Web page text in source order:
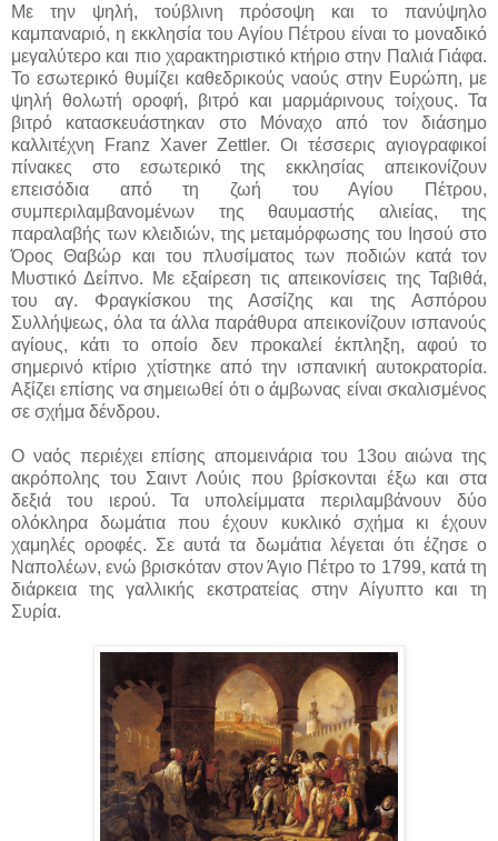
Με την ψηλή, τούβλινη πρόσοψη και το πανύψηλο
καμπαναριό, η εκκλησία του Αγίου Πέτρου είναι το μοναδικό
μεγαλύτερο και πιο χαρακτηριστικό κτήριο στην Παλιά Γιάφα.
Το εσωτερικό θυμίζει καθεδρικούς ναούς στην Ευρώπη, με
ψηλή θολωτή οροφή, βιτρό και μαρμάρινους τοίχους. Τα
βιτρό κατασκευάστηκαν στο Μόναχο από τον διάσημο
καλλιτέχνη Franz Xaver Zettler. Οι τέσσερις αγιογραφικοί
πίνακες στο εσωτερικό της εκκλησίας απεικονίζουν
επεισόδια από τη ζωή του Αγίου Πέτρου,
συμπεριλαμβανομένων της θαυμαστής αλιείας, της
παραλαβής των κλειδιών, της μεταμόρφωσης του Ιησού στο
Όρος Θαβώρ και του πλυσίματος των ποδιών κατά τον
Μυστικό Δείπνο. Με εξαίρεση τις απεικονίσεις της Ταβιθά,
του αγ. Φραγκίσκου της Ασσίζης και της Ασπόρου
Συλλήψεως, όλα τα άλλα παράθυρα απεικονίζουν ισπανούς
αγίους, κάτι το οποίο δεν προκαλεί έκπληξη, αφού το
σημερινό κτίριο χτίστηκε από την ισπανική αυτοκρατορία.
Αξίζει επίσης να σημειωθεί ότι ο άμβωνας είναι σκαλισμένος
σε σχήμα δένδρου.
Ο ναός περιέχει επίσης απομεινάρια του 13ου αιώνα της
ακρόπολης του Σαιντ Λούις που βρίσκονται έξω και στα
δεξιά του ιερού. Τα υπολείμματα περιλαμβάνουν δύο
ολόκληρα δωμάτια που έχουν κυκλικό σχήμα κι έχουν
χαμηλές οροφές. Σε αυτά τα δωμάτια λέγεται ότι έζησε ο
Ναπολέων, ενώ βρισκόταν στον Άγιο Πέτρο το 1799, κατά τη
διάρκεια της γαλλικής εκστρατείας στην Αίγυπτο και τη
Συρία.